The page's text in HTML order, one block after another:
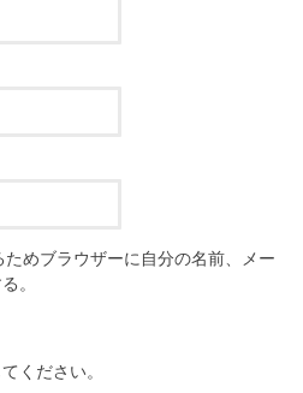
めブラウザーに自分の名前、メー
。
ください。